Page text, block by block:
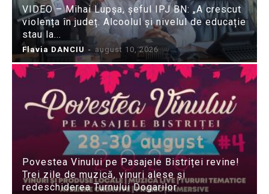
VIDEO – Mihai Lupșa, șeful IPJ BN: „A crescut
violența în județ. Alcoolul și nivelul de educație
stau la...
Flavia DANCIU - august 10, 2026
Povestea Vinului pe Pasajele Bistriței revine!
Trei zile de muzică, vinuri alese și
redeschiderea Turnului Dogarilor